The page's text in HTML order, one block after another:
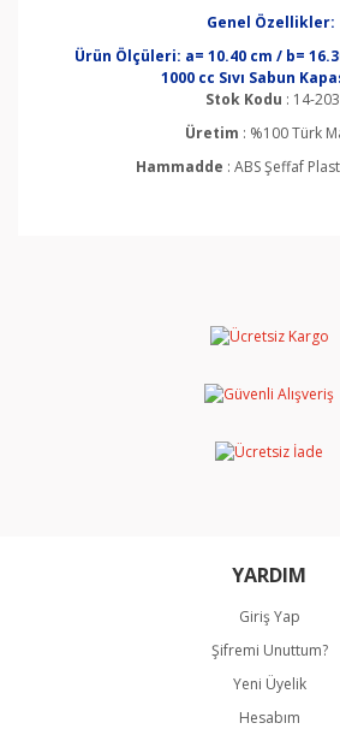
Genel Özellikler:
Ürün Ölçüleri: a= 10.40 cm / b=
1000 cc Sıvı Sabun
Stok Kodu : 14-203
Üretim : %100 Türk
Hammadde : ABS Şeffaf
Yorum Yaz
Ürün açıklamasında eksik bilgiler
Gönder
YARDIM
Giriş Yap
Şifremi Unuttum?
Yeni Üyelik
Hesabım